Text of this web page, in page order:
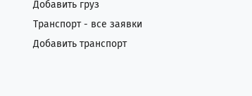
Добавить груз
Транспорт - все заявки
Добавить транспорт